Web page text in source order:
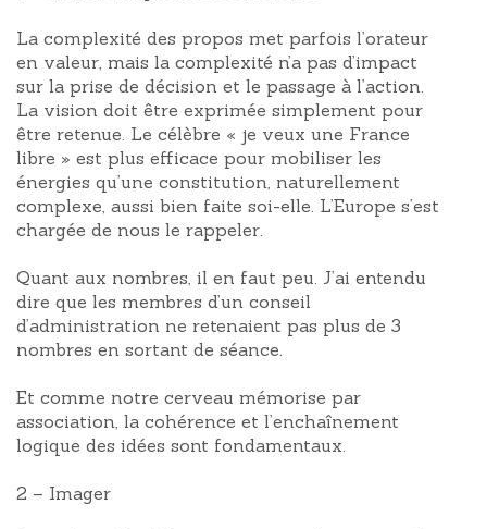
La complexité des propos met parfois l’orateur
en valeur, mais la complexité n’a pas d’impact
sur la prise de décision et le passage à l’action.
La vision doit être exprimée simplement pour
être retenue. Le célèbre « je veux une France
libre » est plus efficace pour mobiliser les
énergies qu’une constitution, naturellement
complexe, aussi bien faite soi-elle. L’Europe s’est
chargée de nous le rappeler.
Quant aux nombres, il en faut peu. J’ai entendu
dire que les membres d’un conseil
d’administration ne retenaient pas plus de 3
nombres en sortant de séance.
Et comme notre cerveau mémorise par
association, la cohérence et l’enchaînement
logique des idées sont fondamentaux.
2 – Imager